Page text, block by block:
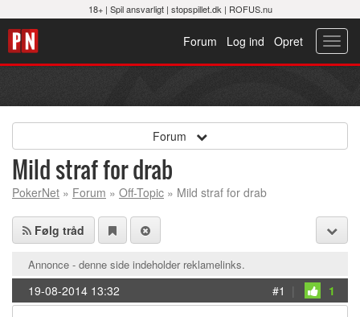
18+ | Spil ansvarligt| stopspillet.dk | ROFUS.nu
Opret
Log ind
Forum
Forum
Mild straf for drab
PokerNet » Forum » Off-Topic » Mild straf for drab
Følg tråd
Annonce - denne side indeholder reklamelinks.
19-08-2014 13:32 #1 | 1